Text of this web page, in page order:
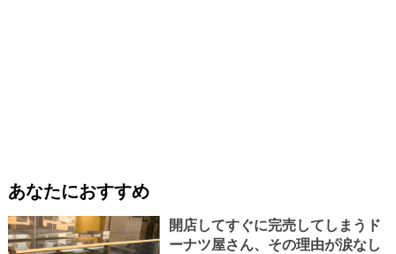
あなたにおすすめ
開店してすぐに完売してしまうド
ーナツ屋さん、その理由が涙なし